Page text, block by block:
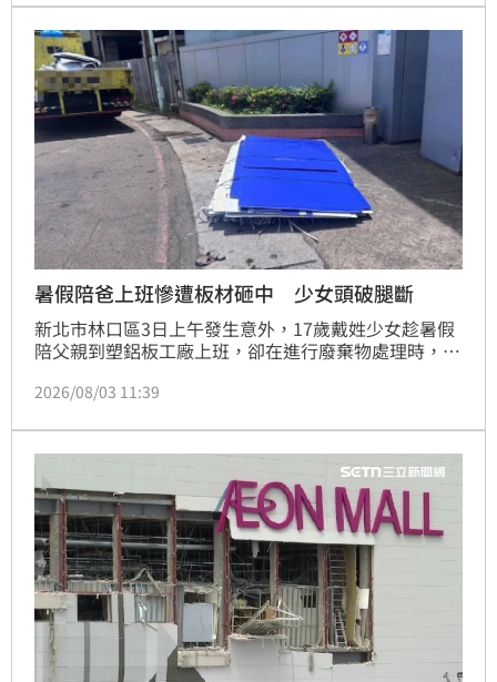
的哲學。前來力挺的台日關係協會會長謝長廷指出，此
書探討意識與精神進化，鼓勵讀者以放鬆心情閱讀，重
新思考生命價值，並在逆境中實現覺處逢生。
暑假陪爸上班慘遭板材砸中 少女頭破腿斷
新北市林口區3日上午發生意外，17歲戴姓少女趁暑假
陪父親到塑鋁板工廠上班，卻在進行廢棄物處理時，遭
緊急送醫後已無大礙，確切事故原因則仍需釐清。
2026/08/03 11:39